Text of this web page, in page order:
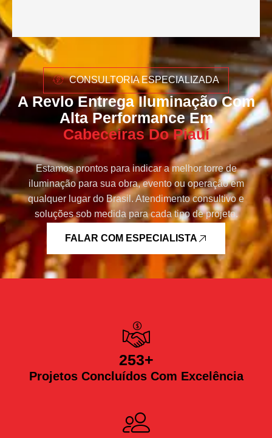
CONSULTORIA ESPECIALIZADA
A Revlo Entrega Iluminação Com
Alta Performance Em
Cabeceiras Do Piauí
Estamos prontos para indicar a melhor torre de
iluminação para sua obra, evento ou operação em
qualquer lugar do Brasil. Atendimento consultivo e
soluções sob medida para cada tipo de projeto.
FALAR COM ESPECIALISTA
Projetos Concluídos Com Excelência
253+